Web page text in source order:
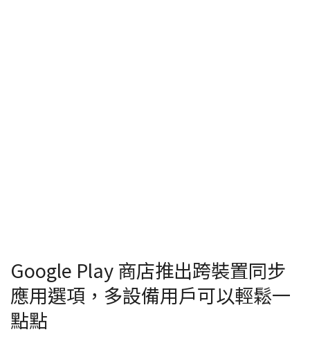
Google Play 商店推出跨裝置同步
應用選項，多設備用戶可以輕鬆一
點點